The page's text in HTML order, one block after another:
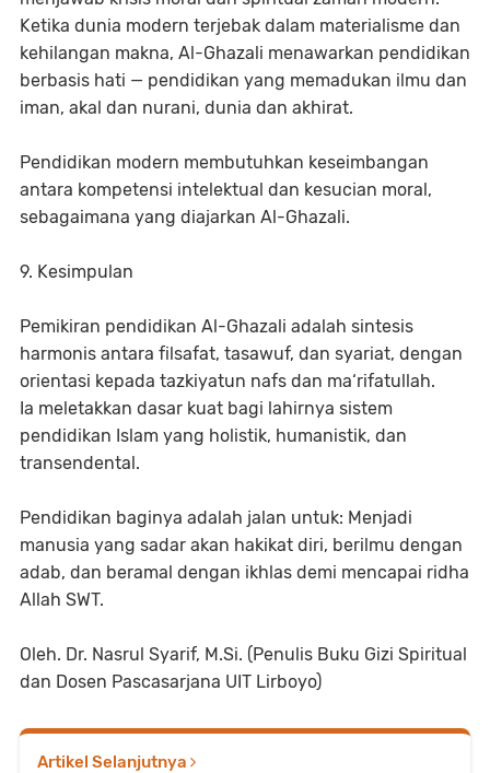
Ketika dunia modern terjebak dalam materialisme dan
kehilangan makna, Al-Ghazali menawarkan pendidikan
berbasis hati — pendidikan yang memadukan ilmu dan
iman, akal dan nurani, dunia dan akhirat.
Pendidikan modern membutuhkan keseimbangan
antara kompetensi intelektual dan kesucian moral,
sebagaimana yang diajarkan Al-Ghazali.
9. Kesimpulan
Pemikiran pendidikan Al-Ghazali adalah sintesis
harmonis antara filsafat, tasawuf, dan syariat, dengan
orientasi kepada tazkiyatun nafs dan ma‘rifatullah.
Ia meletakkan dasar kuat bagi lahirnya sistem
pendidikan Islam yang holistik, humanistik, dan
transendental.
Pendidikan baginya adalah jalan untuk: Menjadi
manusia yang sadar akan hakikat diri, berilmu dengan
adab, dan beramal dengan ikhlas demi mencapai ridha
Allah SWT.
Oleh. Dr. Nasrul Syarif, M.Si. (Penulis Buku Gizi Spiritual
dan Dosen Pascasarjana UIT Lirboyo)
Artikel Selanjutnya